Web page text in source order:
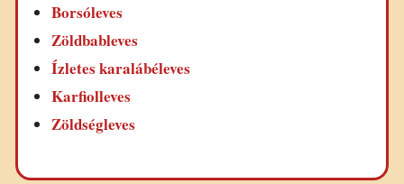
Borsóleves
Zöldbableves
Ízletes karalábéleves
Karfiolleves
Zöldségleves